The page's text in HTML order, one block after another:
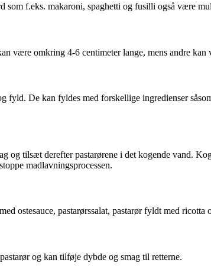
f.eks. makaroni, spaghetti og fusilli også være
være omkring 4-6 centimeter lange, mens andre kan
De kan fyldes med forskellige ingredienser
og tilsæt derefter pastarørene i det kogende vand.
madlavningsprocessen.
ostesauce, pastarørssalat, pastarør fyldt med ricotta
og kan tilføje dybde og smag til retterne.